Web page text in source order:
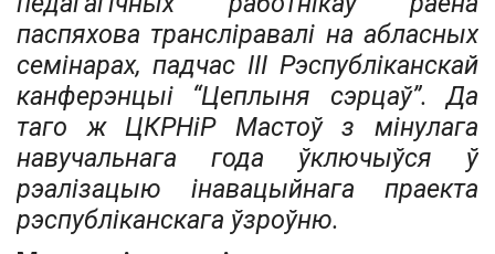
паспяхова трансліравалі на абласных
семінарах, падчас III Рэспубліканскай
канферэнцыі “Цеплыня сэрцаў”. Да
таго ж ЦКРНіР Мастоў з мінулага
навучальнага года ўключыўся ў
рэалізацыю інавацыйнага праекта
рэспубліканскага ўзроўню.